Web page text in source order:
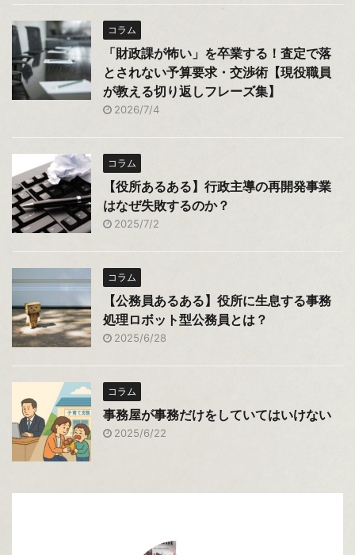
コラム
「財政課が怖い」を卒業する！査定で落
とされない予算要求・交渉術【現役職員
が教える切り返しフレーズ集】
2026/7/4
コラム
【役所あるある】行政主導の再開発事業
はなぜ失敗するのか？
2025/7/2
コラム
【公務員あるある】役所に生息する事務
処理ロボット型公務員とは？
2025/6/28
コラム
事務屋が事務だけをしていてはいけない
2025/6/22